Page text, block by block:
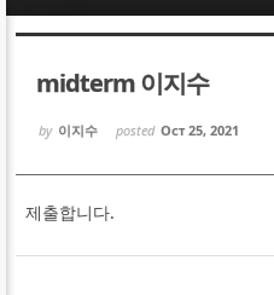
midterm 이지수
by 이지수 posted Oct 25, 2021
제출합니다.
Sketchbook5, 스
Sketchbook5,
Sketchbook5, 스
Sketchbook5,